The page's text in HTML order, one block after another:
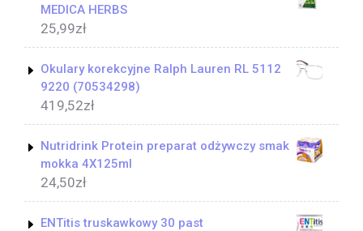
MEDICA HERBS
25,99zł
Okulary korekcyjne Ralph Lauren RL 5112
9220 (70534298)
419,52zł
Nutridrink Protein preparat odżywczy smak
mokka 4X125ml
24,50zł
ENTitis truskawkowy 30 past